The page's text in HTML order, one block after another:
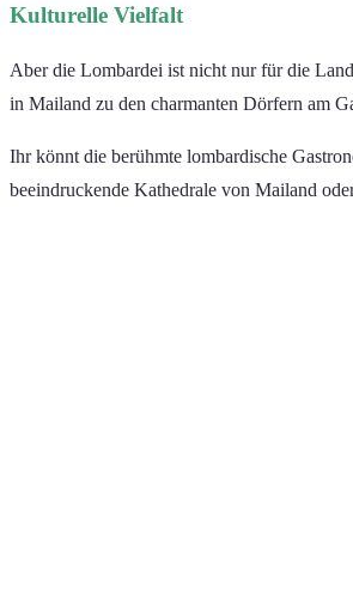
Kulturelle Vielfalt
Aber die Lombardei ist nicht nur für die
in Mailand zu den charmanten Dörfern am
Ihr könnt die berühmte lombardische
beeindruckende Kathedrale von Mailand